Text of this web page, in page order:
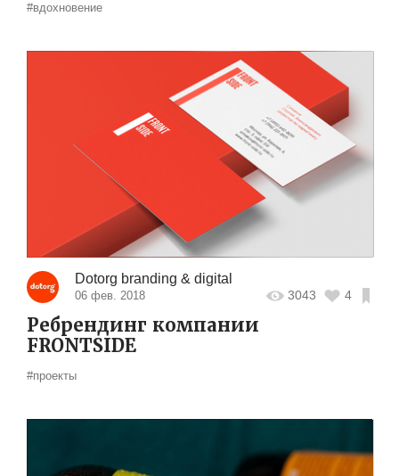
#вдохновение
Dotorg branding & digital
06 фев. 2018 3043 4
Ребрендинг компании
FRONTSIDE
#проекты